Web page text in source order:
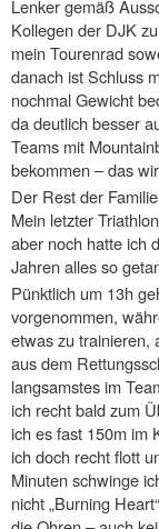
Lenker gemäß
Kollegen der DJK
mein Tourenrad
danach ist Schluss
nochmal Gewicht
da deutlich besser
Teams mit
bekommen – das
Der Rest der
Mein letzter
aber noch hatte ich
Jahren alles so
Pünktlich um 13h
vorgenommen,
etwas zu trainieren,
aus dem
langsamstes im
ich recht bald zum
ich es fast 150m im
ich doch recht flott
Minuten schwinge
nicht „Burning